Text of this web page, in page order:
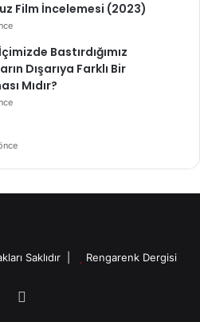
Film İncelemesi (2023)
Bastırdığımız
Dışarıya Farklı Bir
Mıdır?
Saklıdır | Rengarenk Dergisi